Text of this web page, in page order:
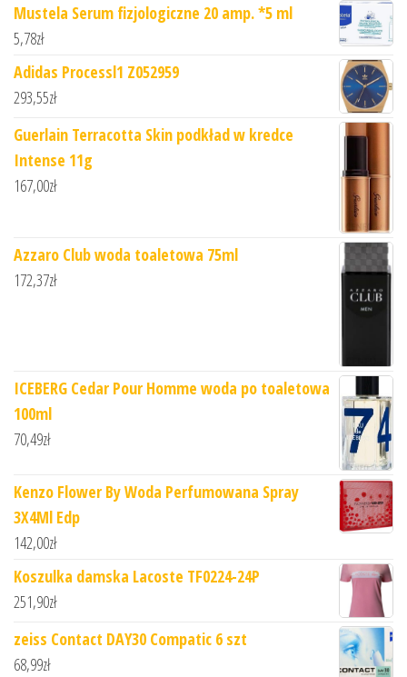
Mustela Serum fizjologiczne 20 amp. *5 ml
5,78zł
Adidas Processl1 Z052959
293,55zł
Guerlain Terracotta Skin podkład w kredce
Intense 11g
167,00zł
Azzaro Club woda toaletowa 75ml
172,37zł
ICEBERG Cedar Pour Homme woda po toaletowa
100ml
70,49zł
Kenzo Flower By Woda Perfumowana Spray
3X4Ml Edp
142,00zł
Koszulka damska Lacoste TF0224-24P
251,90zł
zeiss Contact DAY30 Compatic 6 szt
68,99zł